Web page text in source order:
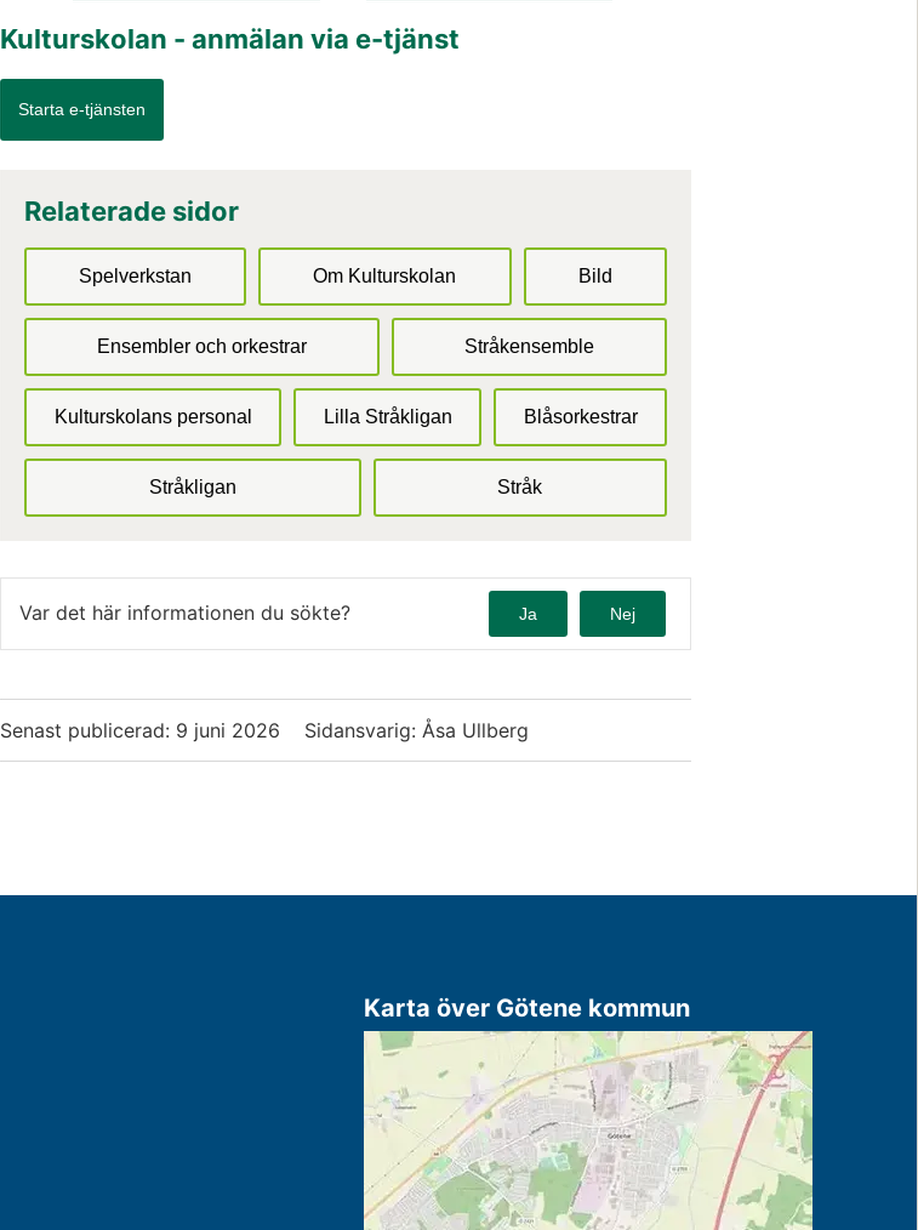
Kulturskolan - anmälan via e-tjänst
Starta e-tjänsten
Relaterade sidor
Spelverkstan Om Kulturskolan Bild
Ensembler och orkestrar Stråkensemble
Kulturskolans personal Lilla Stråkligan Blåsorkestrar
Stråkligan Stråk
Var det här informationen du sökte? Ja Nej
Senast publicerad: 9 juni 2026 Sidansvarig: Åsa Ullberg
Karta över Götene kommun